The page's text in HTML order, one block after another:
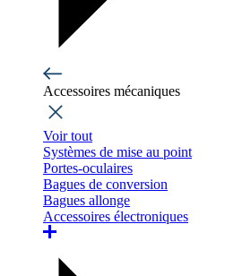
Accessoires mécaniques
Voir tout
Systèmes de mise au point
Portes-oculaires
Bagues de conversion
Bagues allonge
Accessoires électroniques